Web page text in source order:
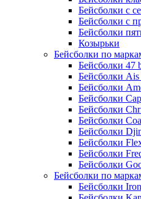
Бейсболки с
Бейсболки с
Бейсболки
Козырьки
Бейсболки по
Бейсболки 47
Бейсболки
Бейсболки
Бейсболки
Бейсболки
Бейсболки
Бейсболки
Бейсболки
Бейсболки
Бейсболки
Бейсболки по
Бейсболки